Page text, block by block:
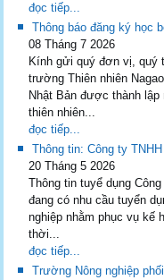
đọc tiếp...
Thông báo đăng ký học
08 Tháng 7 2026
Kính gửi quý đơn vị, quý
trường Thiên nhiên
Nhật Bản được thành
thiên nhiên...
đọc tiếp...
Thông tin: Công ty
20 Tháng 5 2026
Thông tin tuyể dụng
đang có nhu cầu tuyển
nghiệp nhằm phục vụ kế
thời...
đọc tiếp...
Trường Nông nghiệp